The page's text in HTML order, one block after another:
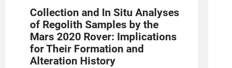
Collection and In Situ Analyses
of Regolith Samples by the
Mars 2020 Rover: Implications
for Their Formation and
Alteration History